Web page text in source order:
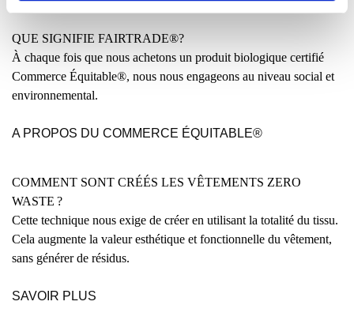
QUE SIGNIFIE FAIRTRADE®?
À chaque fois que nous achetons un produit biologique certifié
Commerce Équitable®, nous nous engageons au niveau social et
environnemental.
A PROPOS DU COMMERCE ÉQUITABLE®
COMMENT SONT CRÉÉS LES VÊTEMENTS ZERO
WASTE ?
Cette technique nous exige de créer en utilisant la totalité du tissu.
Cela augmente la valeur esthétique et fonctionnelle du vêtement,
sans générer de résidus.
SAVOIR PLUS